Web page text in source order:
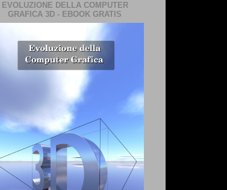
EVOLUZIONE DELLA COMPUTER
GRAFICA 3D - EBOOK GRATIS